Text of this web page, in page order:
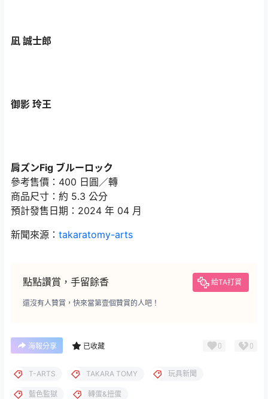
凪 誠士郎
御影 玲王
肩ズンFig ブルーロック
參考售價：400 日圓／轉
商品尺寸：約 5.3 公分
預計發售日期：2024 年 04 月
新聞來源： takaratomy-arts
點點讚賞，手留餘香 給TA打賞
還沒有人贊賞，快來當第壹個贊賞的人吧！
海報分享 已收藏 0 0
T-ARTS TAKARA TOMY 玩具新聞
藍色監獄 轉蛋&扭蛋